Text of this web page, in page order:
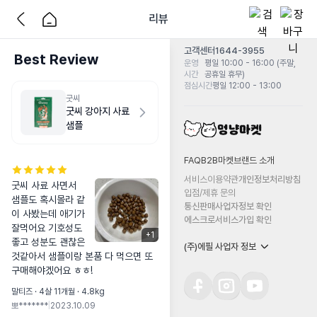
리뷰
Best Review
굿씨
굿씨 강아지 사료
샘플
+1
굿씨 사료 사면서
샘플도 혹시몰라 같
이 사봤는데 애기가
잘먹어요 기호성도
좋고 성분도 괜찮은
것같아서 샘플이랑 본품 다 먹으면 또
구매해야겠어요 ㅎㅎ!
말티즈 · 4살 11개월 · 4.8kg
뽀******* 2023.10.09
고객센터1644-3955
운영
시간
평일 10:00 - 16:00 (주말,
공휴일 휴무)
점심시간평일 12:00 - 13:00
FAQB2B마켓 브랜드 소개
서비스이용약관개인정보처리방침
입점/제휴 문의
통신판매사업자정보 확인
에스크로서비스가입 확인
(주)에필 사업자 정보